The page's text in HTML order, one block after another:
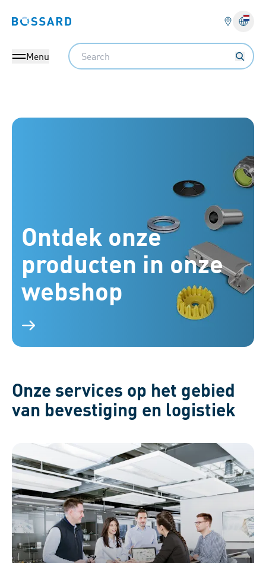
Bossard homepage
Menu
Search
Ontdek onze
producten in onze
webshop
Onze services op het gebied
van bevestiging en logistiek